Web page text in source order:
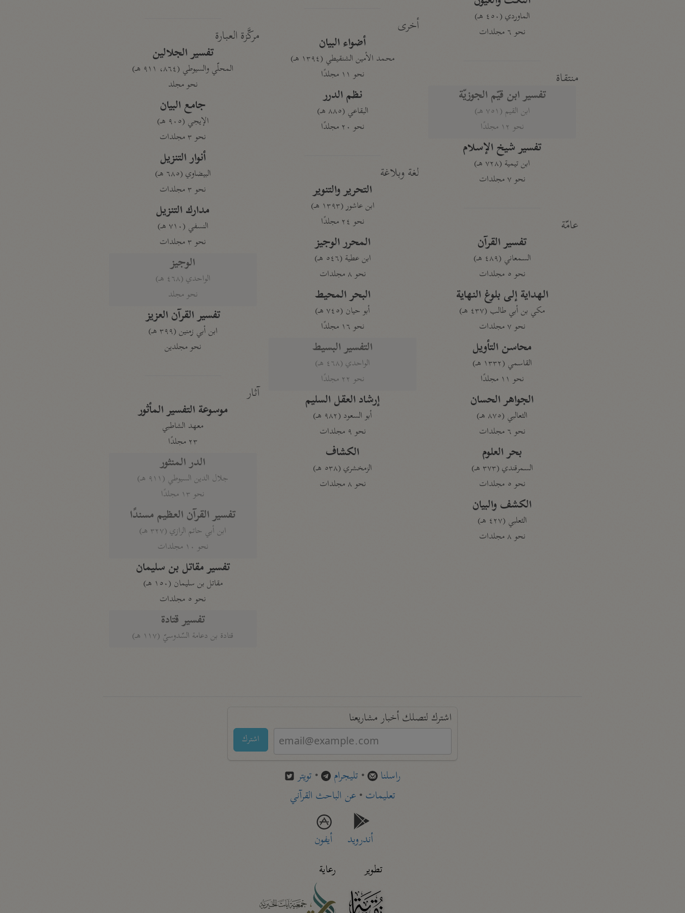
الماوردي (٤٥٠ هـ)
نحو ٦ مجلدات
منتقاة
تفسير ابن قيّم الجوزيّة
ابن القيم (٧٥١ هـ)
نحو ١٢ مجلدًا
تفسير شيخ الإسلام
ابن تيمية (٧٢٨ هـ)
نحو ٧ مجلدات
عامّة
تفسير القرآن
السمعاني (٤٨٩ هـ)
نحو ٥ مجلدات
الهداية إلى بلوغ النهاية
مكي بن أبي طالب (٤٣٧ هـ)
نحو ٧ مجلدات
محاسن التأويل
القاسمي (١٣٣٢ هـ)
نحو ١١ مجلدًا
الجواهر الحسان
الثعالبي (٨٧٥ هـ)
نحو ٦ مجلدات
بحر العلوم
السمرقندي (٣٧٣ هـ)
نحو ٥ مجلدات
الكشف والبيان
الثعلبي (٤٢٧ هـ)
نحو ٨ مجلدات
أخرى
أضواء البيان
محمد الأمين الشنقيطي (١٣٩٤ هـ)
نحو ١١ مجلدًا
نظم الدرر
البقاعي (٨٨٥ هـ)
نحو ٢٠ مجلدًا
لغة وبلاغة
التحرير والتنوير
ابن عاشور (١٣٩٣ هـ)
نحو ٢٤ مجلدًا
المحرر الوجيز
ابن عطية (٥٤٦ هـ)
نحو ٨ مجلدات
البحر المحيط
أبو حيان (٧٤٥ هـ)
نحو ١٦ مجلدًا
التفسير البسيط
الواحدي (٤٦٨ هـ)
نحو ٢٢ مجلدًا
إرشاد العقل السليم
أبو السعود (٩٨٢ هـ)
نحو ٩ مجلدات
الكشاف
الزمخشري (٥٣٨ هـ)
نحو ٨ مجلدات
مركَّزة العبارة
تفسير الجلالين
المحلّي والسيوطي (٨٦٤، ٩١١ هـ)
نحو مجلد
جامع البيان
الإيجي (٩٠٥ هـ)
نحو ٣ مجلدات
أنوار التنزيل
البيضاوي (٦٨٥ هـ)
نحو ٣ مجلدات
مدارك التنزيل
النسفي (٧١٠ هـ)
نحو ٣ مجلدات
الوجيز
الواحدي (٤٦٨ هـ)
نحو مجلد
تفسير القرآن العزيز
ابن أبي زمنين (٣٩٩ هـ)
نحو مجلدين
آثار
موسوعة التفسير المأثور
معهد الشاطبي
٢٣ مجلدًا
الدر المنثور
جلال الدين السيوطي (٩١١ هـ)
نحو ١٣ مجلدًا
تفسير القرآن العظيم مسندًا
ابن أبي حاتم الرازي (٣٢٧ هـ)
نحو ١٠ مجلدات
تفسير مقاتل بن سليمان
مقاتل بن سليمان (١٥٠ هـ)
نحو ٥ مجلدات
تفسير قتادة
قتادة بن دعامة السّدوسيّ (١١٧ هـ)
اشترك لتصلك أخبار مشاريعنا
اشترك
راسلنا • تليجرام • تويتر
تعليمات• عن الباحث القرآني
أندرويد
أيفون
تطوير
رعاية